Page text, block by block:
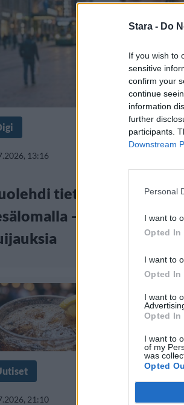
Stara - Do
If you wish to
sensitive
confirm your
continue
information
further
participants.
Downstream
Personal
I want to
Opted In
I want to
Opted In
I want to
Opted In
I want to
of my
was
Opted
13:16
tietoturvasta
– näin ehkäiset
21:10
Matkailu
19.7.2026, 11:29